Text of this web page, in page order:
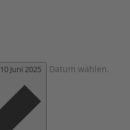
10 Juni 2025 Datum wählen.